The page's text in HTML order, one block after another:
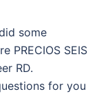
some
PRECIOS SEIS
RD.
for you